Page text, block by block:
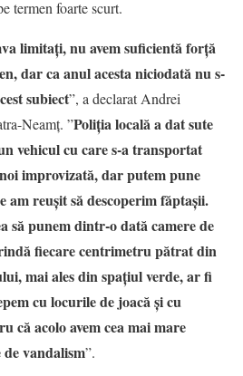
termen foarte scurt.
limitați, nu avem suficientă forță
dar ca anul acesta niciodată nu s-
subiect”, a declarat Andrei
Neamț. ”Poliția locală a dat sute
vehicul cu care s-a transportat
improvizată, dar putem pune
am reușit să descoperim făptașii.
să punem dintr-o dată camere de
fiecare centrimetru pătrat din
mai ales din spațiul verde, ar fi
cu locurile de joacă și cu
că acolo avem cea mai mare
vandalism”.